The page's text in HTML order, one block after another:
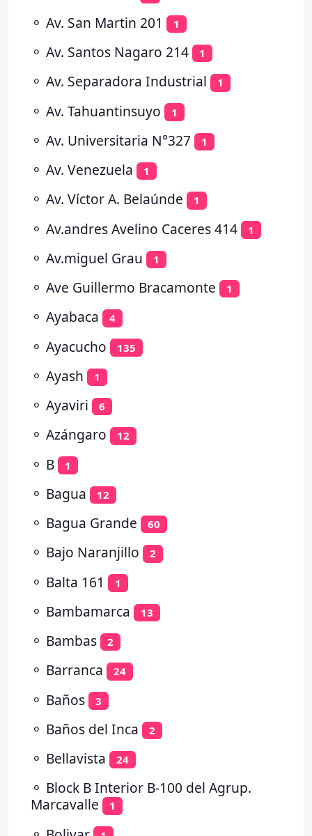
⚬ Av. San Martin 201 1
⚬ Av. Santos Nagaro 214 1
⚬ Av. Separadora Industrial 1
⚬ Av. Tahuantinsuyo 1
⚬ Av. Universitaria N°327 1
⚬ Av. Venezuela 1
⚬ Av. Víctor A. Belaúnde 1
⚬ Av.andres Avelino Caceres 414 1
⚬ Av.miguel Grau 1
⚬ Ave Guillermo Bracamonte 1
⚬ Ayabaca 4
⚬ Ayacucho 135
⚬ Ayash 1
⚬ Ayaviri 6
⚬ Azángaro 12
⚬ B 1
⚬ Bagua 12
⚬ Bagua Grande 60
⚬ Bajo Naranjillo 2
⚬ Balta 161 1
⚬ Bambamarca 13
⚬ Bambas 2
⚬ Barranca 24
⚬ Baños 3
⚬ Baños del Inca 2
⚬ Bellavista 24
⚬ Block B Interior B-100 del Agrup.
Marcavalle
1